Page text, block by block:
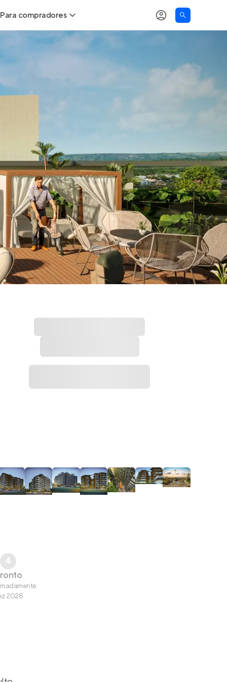
Para compradores
Buscar um imóvel novo
Comprar x Alugar
Simulador de Financiamento
Encontre um corretor
4
2028